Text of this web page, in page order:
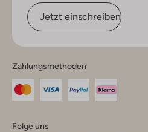
Jetzt einschreiben
Zahlungsmethoden
Folge uns